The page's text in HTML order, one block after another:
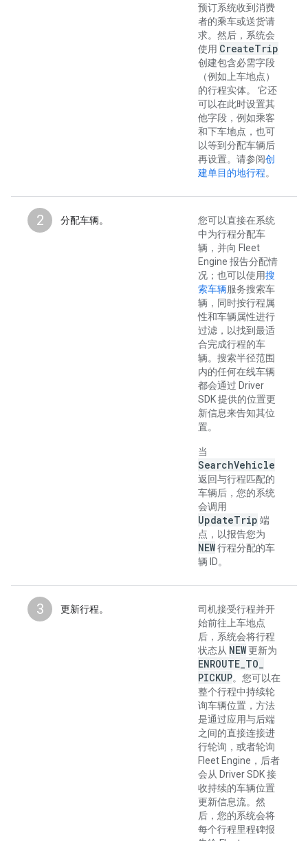
预订系统收到消费
者的乘车或送货请
求。然后，系统会
使用 CreateTrip
创建包含必需字段
（例如上车地点）
的行程实体。 它还
可以在此时设置其
他字段，例如乘客
和下车地点，也可
以等到分配车辆后
再设置。请参阅创
建单目的地行程。
2 分配车辆。
您可以直接在系统
中为行程分配车
辆，并向 Fleet
Engine 报告分配情
况；也可以使用搜
索车辆服务搜索车
辆，同时按行程属
性和车辆属性进行
过滤，以找到最适
合完成行程的车
辆。搜索半径范围
内的任何在线车辆
都会通过 Driver
SDK 提供的位置更
新信息来告知其位
置。
当
SearchVehicle
返回与行程匹配的
车辆后，您的系统
会调用
UpdateTrip 端
点，以报告您为
NEW行程分配的车
辆 ID。
3 更新行程。
司机接受行程并开
始前往上车地点
后，系统会将行程
状态从 NEW更新为
ENROUTE TO
PICKUP。您可以在
整个行程中持续轮
询车辆位置，方法
是通过应用与后端
之间的直接连接进
行轮询，或者轮询
Fleet Engine，后者
会从 Driver SDK 接
收持续的车辆位置
更新信息流。然
后，您的系统会将
每个行程里程碑报